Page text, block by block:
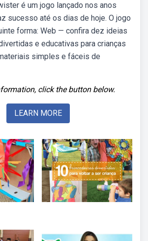
é um jogo lançado nos anos
sucesso até os dias de hoje. O jogo
forma: Web — confira dez ideias
e educativas para crianças
simples e fáceis de
click the button below.
LEARN MORE